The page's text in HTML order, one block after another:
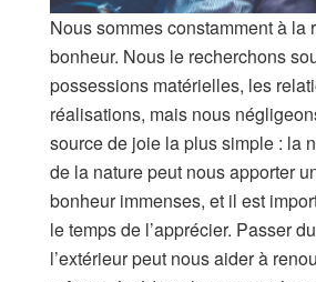
Nous sommes constamment à la
bonheur. Nous le recherchons
possessions matérielles, les
réalisations, mais nous
source de joie la plus simple : la
de la nature peut nous apporter
bonheur immenses, et il est
le temps de l’apprécier. Passer
l’extérieur peut nous aider à